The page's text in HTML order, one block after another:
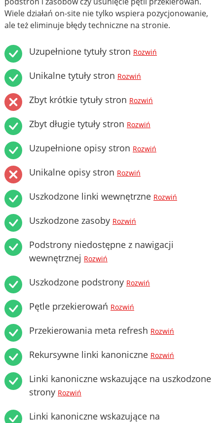
Wiele działań on-site nie tylko wspiera pozycjonowanie,
ale też eliminuje błędy techniczne na stronie.
Uzupełnione tytuły stron Rozwiń
Unikalne tytuły stron Rozwiń
Zbyt krótkie tytuły stron Rozwiń
Zbyt długie tytuły stron Rozwiń
Uzupełnione opisy stron Rozwiń
Unikalne opisy stron Rozwiń
Uszkodzone linki wewnętrzne Rozwiń
Uszkodzone zasoby Rozwiń
Podstrony niedostępne z nawigacji
wewnętrznej Rozwiń
Uszkodzone podstrony Rozwiń
Pętle przekierowań Rozwiń
Przekierowania meta refresh Rozwiń
Rekursywne linki kanoniczne Rozwiń
Linki kanoniczne wskazujące na uszkodzone
strony Rozwiń
Linki kanoniczne wskazujące na